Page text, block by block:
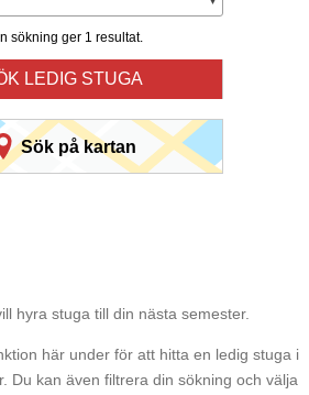
sökning ger 1 resultat.
LEDIG STUGA
Sök på kartan
hyra stuga till din nästa semester.
här under för att hitta en ledig stuga i
Du kan även filtrera din sökning och välja